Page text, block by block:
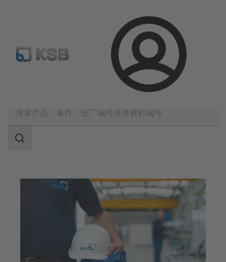
登
录
备件搜索 产品选型
搜
围